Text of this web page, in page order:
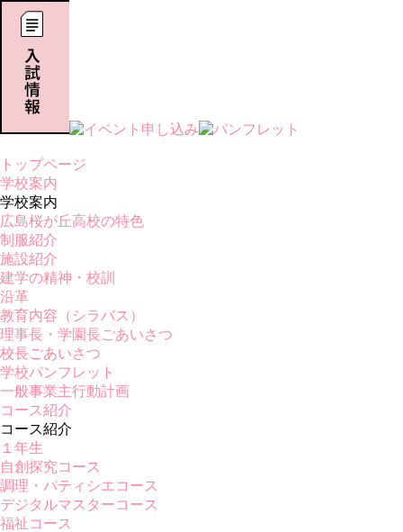
トップページ
学校案内
学校案内
広島桜が丘高校の特色
制服紹介
施設紹介
建学の精神・校訓
沿革
教育内容（シラバス）
理事長・学園長ごあいさつ
校長ごあいさつ
学校パンフレット
一般事業主行動計画
コース紹介
コース紹介
１年生
自創探究コース
調理・パティシエコース
デジタルマスターコース
福祉コース